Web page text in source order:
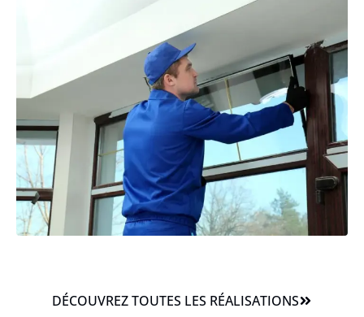
DÉCOUVREZ TOUTES LES RÉALISATIONS